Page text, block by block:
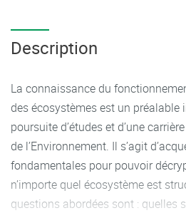
Description
La connaissance du
des écosystèmes est un préalable
poursuite d’études et d’une
de l’Environnement. Il s’agit
fondamentales pour pouvoir
n’importe quel écosystème est
questions abordées sont : quelles